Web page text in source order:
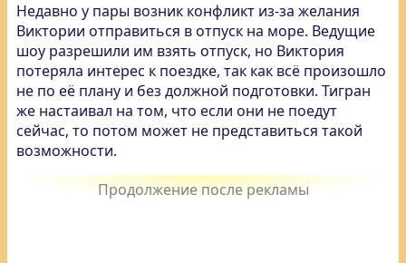
Недавно у пары возник конфликт из-за желания
Виктории отправиться в отпуск на море. Ведущие
шоу разрешили им взять отпуск, но Виктория
потеряла интерес к поездке, так как всё произошло
не по её плану и без должной подготовки. Тигран
же настаивал на том, что если они не поедут
сейчас, то потом может не представиться такой
возможности.